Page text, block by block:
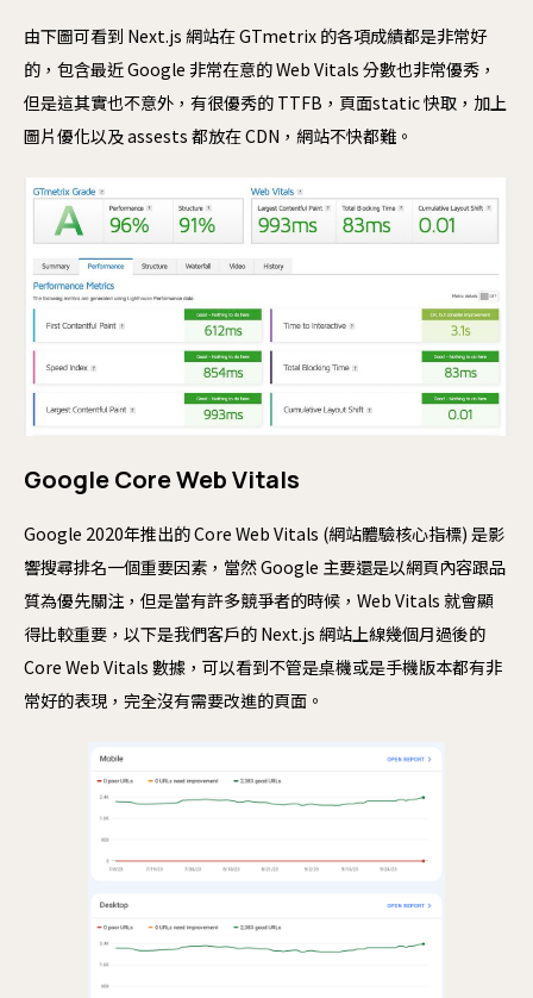
由下圖可看到 Next.js 網站在 GTmetrix 的各項成績都是非常好
的，包含最近 Google 非常在意的 Web Vitals 分數也非常優秀，
但是這其實也不意外，有很優秀的 TTFB，頁面static 快取，加上
圖片優化以及 assests 都放在 CDN，網站不快都難。
Google Core Web Vitals
Google 2020年推出的 Core Web Vitals (網站體驗核心指標) 是影
響搜尋排名一個重要因素，當然 Google 主要還是以網頁內容跟品
質為優先關注，但是當有許多競爭者的時候，Web Vitals 就會顯
得比較重要，以下是我們客戶的 Next.js 網站上線幾個月過後的
Core Web Vitals 數據，可以看到不管是桌機或是手機版本都有非
常好的表現，完全沒有需要改進的頁面。